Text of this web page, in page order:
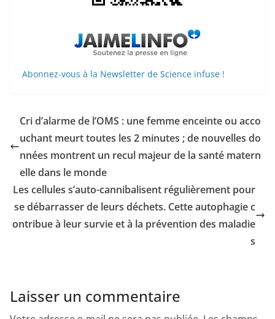
Abonnez-vous à la Newsletter de Science infuse !
Cri d’alarme de l’OMS : une femme enceinte ou acco
uchant meurt toutes les 2 minutes ; de nouvelles do
nnées montrent un recul majeur de la santé matern
elle dans le monde
Les cellules s’auto-cannibalisent régulièrement pour
se débarrasser de leurs déchets. Cette autophagie c
ontribue à leur survie et à la prévention des maladie
s
Laisser un commentaire